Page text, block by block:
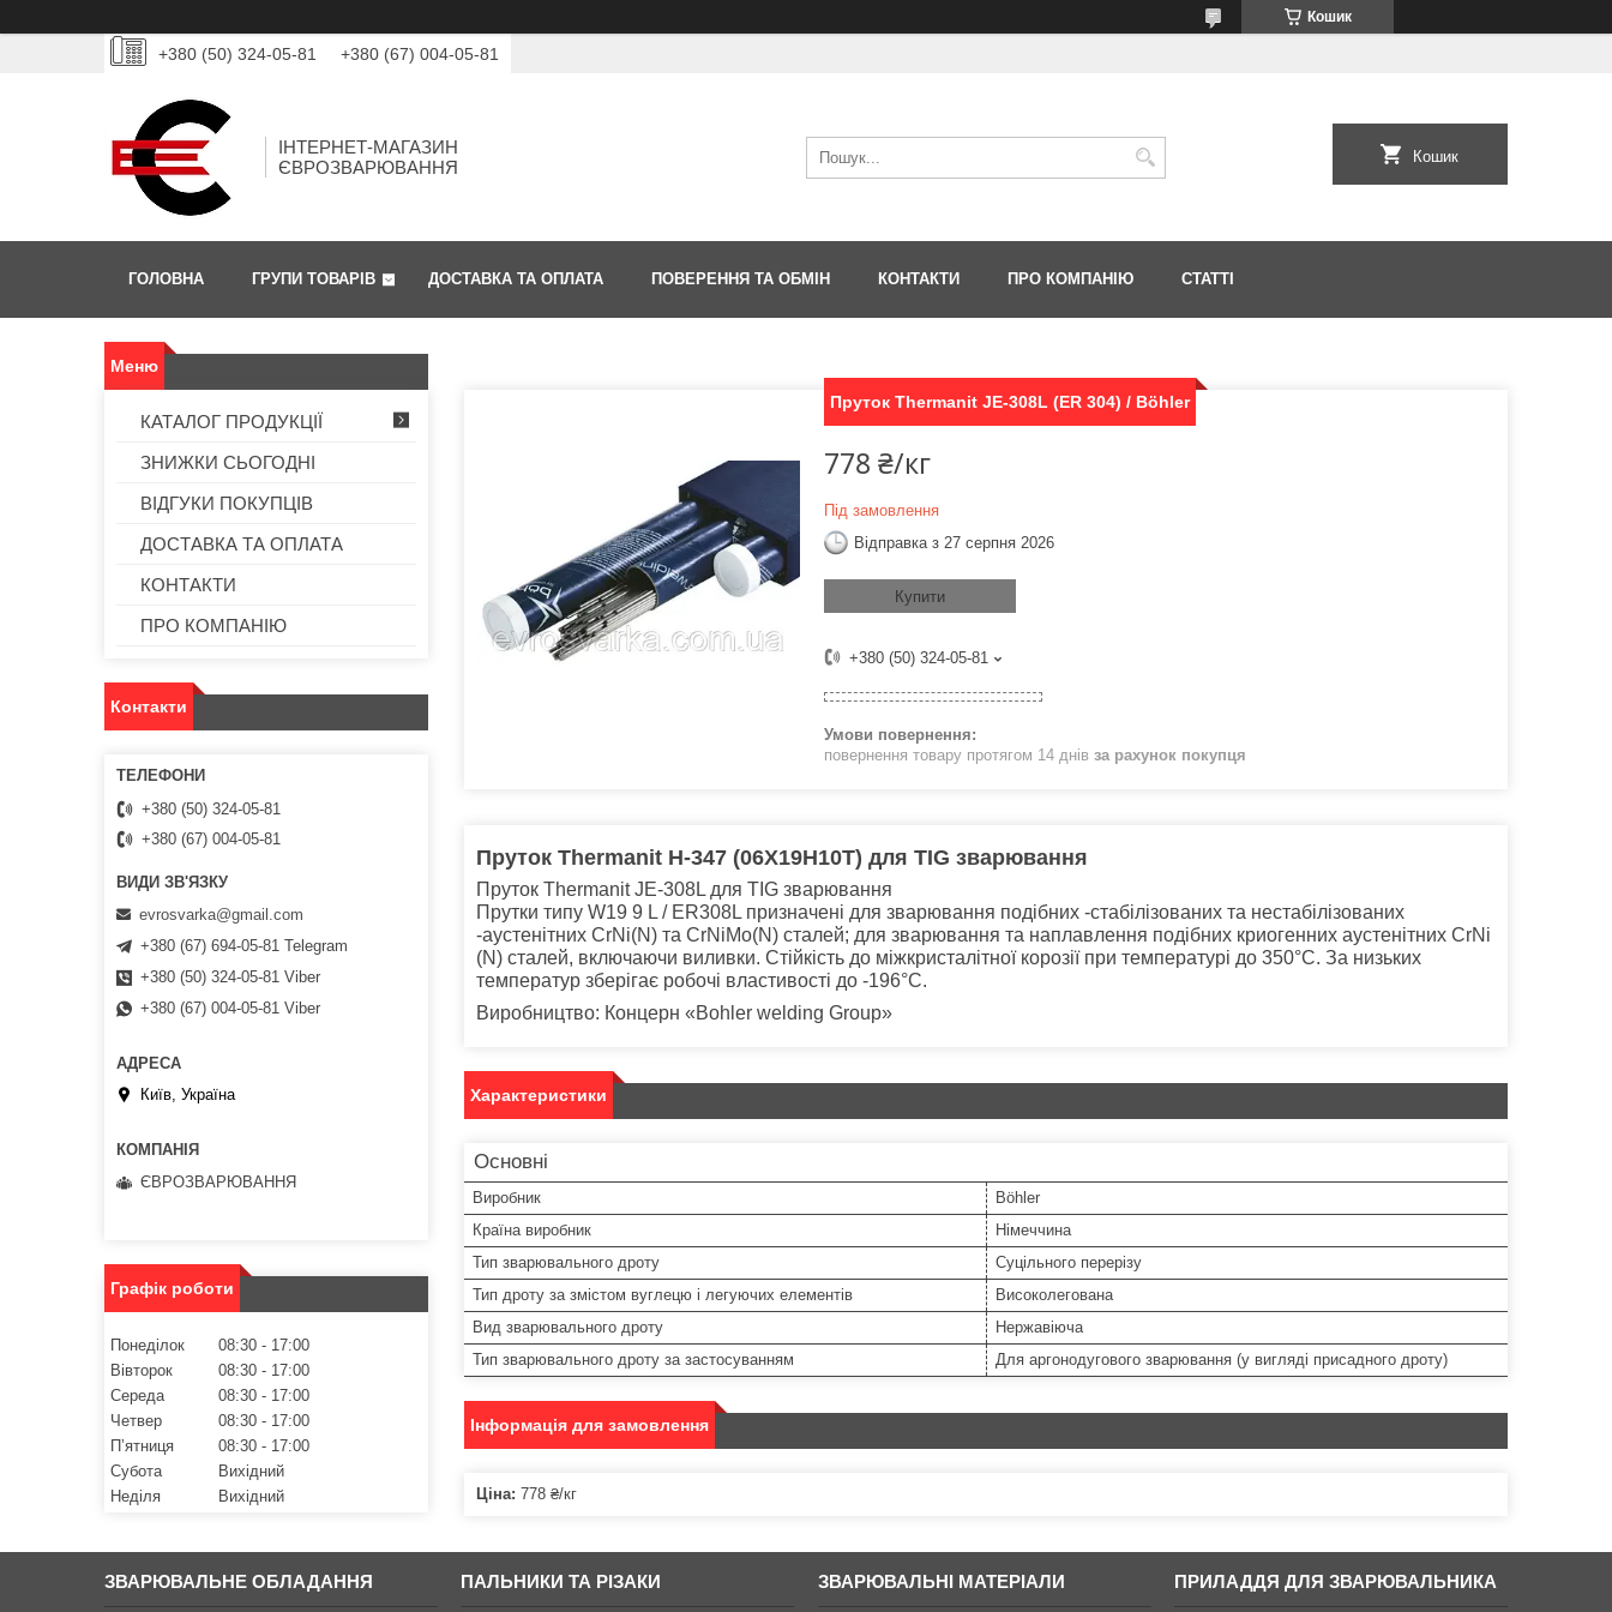
Кошик
+380 (50) 324-05-81 +380 (67) 004-05-81
ІНТЕРНЕТ-МАГАЗИН
ЄВРОЗВАРЮВАННЯ
Кошик
ГОЛОВНА ГРУПИ ТОВАРІВ ДОСТАВКА ТА ОПЛАТА ПОВЕРЕННЯ ТА ОБМІН КОНТАКТИ ПРО КОМПАНІЮ СТАТТІ
Пруток Thermanit JE-308L (ER 304) / Böhler
778 ₴/кг
Під замовлення
Відправка з 27 серпня 2026
Купити
+380 (50) 324-05-81
повернення товару протягом 14 днів за рахунок покупця
Пруток Thermanit H-347 (06Х19Н10Т) для TIG зварювання
Пруток Thermanit JE-308L для TIG зварювання
Прутки типу W19 9 L / ER308L призначені для зварювання подібних -стабілізованих та нестабілізованих
-аустенітних CrNi(N) та CrNiMo(N) сталей; для зварювання та наплавлення подібних криогенних аустенітних CrNi
(N) сталей, включаючи виливки. Стійкість до міжкристалітної корозії при температурі до 350°C. За низьких
температур зберігає робочі властивості до -196°С.
Виробництво: Концерн «Bohler welding Group»
Характеристики
Основні
Виробник
Böhler
Країна виробник
Німеччина
Тип зварювального дроту
Суцільного перерізу
Тип дроту за змістом вуглецю і легуючих елементів
Високолегована
Вид зварювального дроту
Нержавіюча
Тип зварювального дроту за застосуванням
Для аргонодугового зварювання (у вигляді присадного дроту)
Інформація для замовлення
Ціна: 778 ₴/кг
КАТАЛОГ ПРОДУКЦІЇ
ЗНИЖКИ СЬОГОДНІ
ВІДГУКИ ПОКУПЦІВ
ДОСТАВКА ТА ОПЛАТА
КОНТАКТИ
ПРО КОМПАНІЮ
Контакти
+380 (50) 324-05-81
+380 (67) 004-05-81
evrosvarka@gmail.com
+380 (67) 694-05-81 Telegram
+380 (50) 324-05-81 Viber
+380 (67) 004-05-81 Viber
Київ, Україна
ЄВРОЗВАРЮВАННЯ
Графік роботи
Понеділок 08:30
17:00
Вівторок
08:30
17:00
Середа
08:30
17:00
Четвер
08:30
17:00
Пʼятниця
08:30
17:00
Субота
Вихідний
Неділя
Вихідний
ЗВАРЮВАЛЬНЕ ОБЛАДАННЯ ПАЛЬНИКИ ТА РІЗАКИ ЗВАРЮВАЛЬНІ МАТЕРІАЛИ ПРИЛАДДЯ ДЛЯ ЗВАРЮВАЛЬНИКА